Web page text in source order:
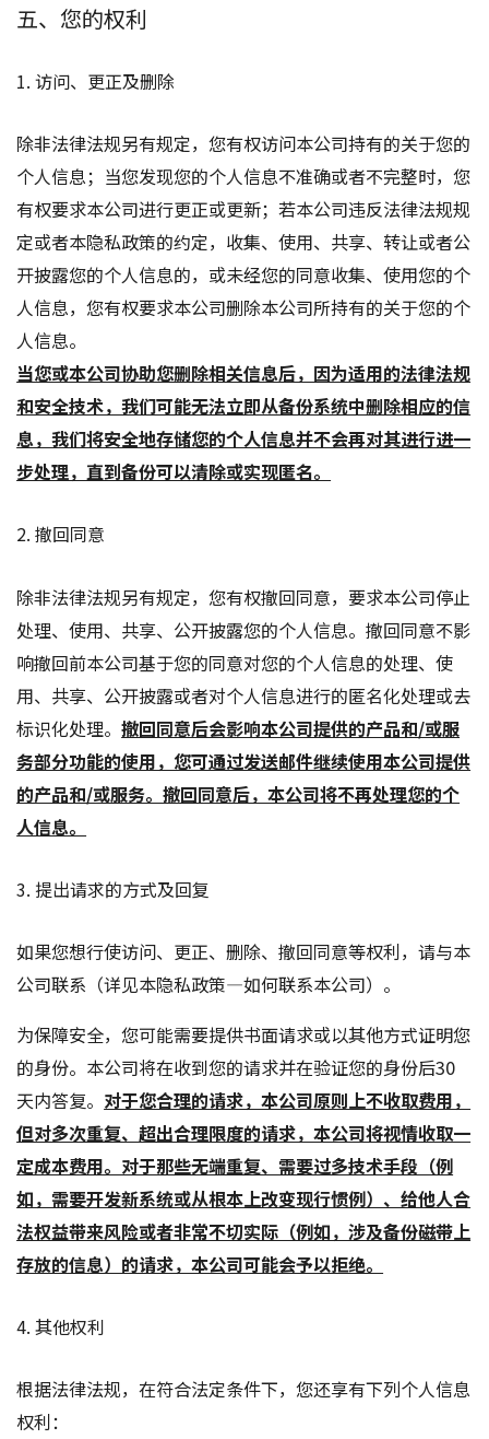
五、您的权利
1. 访问、更正及删除
除非法律法规另有规定，您有权访问本公司持有的关于您的
个人信息；当您发现您的个人信息不准确或者不完整时，您
有权要求本公司进行更正或更新；若本公司违反法律法规规
定或者本隐私政策的约定，收集、使用、共享、转让或者公
开披露您的个人信息的，或未经您的同意收集、使用您的个
人信息，您有权要求本公司删除本公司所持有的关于您的个
人信息。
当您或本公司协助您删除相关信息后，因为适用的法律法规
和安全技术，我们可能无法立即从备份系统中删除相应的信
息，我们将安全地存储您的个人信息并不会再对其进行进一
步处理，直到备份可以清除或实现匿名。
2. 撤回同意
除非法律法规另有规定，您有权撤回同意，要求本公司停止
处理、使用、共享、公开披露您的个人信息。撤回同意不影
响撤回前本公司基于您的同意对您的个人信息的处理、使
用、共享、公开披露或者对个人信息进行的匿名化处理或去
标识化处理。撤回同意后会影响本公司提供的产品和/或服
务部分功能的使用，您可通过发送邮件继续使用本公司提供
的产品和/或服务。撤回同意后，本公司将不再处理您的个
人信息。
3. 提出请求的方式及回复
如果您想行使访问、更正、删除、撤回同意等权利，请与本
公司联系（详见本隐私政策—如何联系本公司）。
为保障安全，您可能需要提供书面请求或以其他方式证明您
的身份。本公司将在收到您的请求并在验证您的身份后30
天内答复。 对于您合理的请求，本公司原则上不收取费用，
但对多次重复、超出合理限度的请求，本公司将视情收取一
定成本费用。对于那些无端重复、需要过多技术手段（例
如，需要开发新系统或从根本上改变现行惯例）、给他人合
法权益带来风险或者非常不切实际（例如，涉及备份磁带上
存放的信息）的请求，本公司可能会予以拒绝。
4. 其他权利
根据法律法规，在符合法定条件下，您还享有下列个人信息
权利：